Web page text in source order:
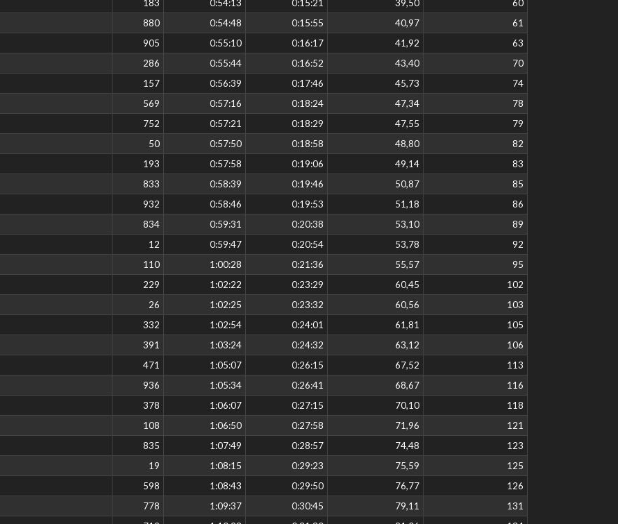
183 0:54:13 0:15:21 39,50
60
880 0:54:48 0:15:55 40,97
61
905 0:55:10 0:16:17 41,92
63
286 0:55:44 0:16:52 43,40
70
157 0:56:39 0:17:46 45,73
74
569 0:57:16 0:18:24 47,34
78
752 0:57:21 0:18:29 47,55
79
50 0:57:50 0:18:58 48,80
82
193 0:57:58 0:19:06 49,14
83
833 0:58:39 0:19:46 50,87
85
932 0:58:46 0:19:53 51,18
86
834 0:59:31 0:20:38 53,10
89
12 0:59:47 0:20:54 53,78
92
110 1:00:28 0:21:36 55,57
95
229 1:02:22 0:23:29 60,45
102
26 1:02:25 0:23:32 60,56
103
332 1:02:54 0:24:01 61,81
105
391 1:03:24 0:24:32 63,12
106
471 1:05:07 0:26:15 67,52
113
936 1:05:34 0:26:41 68,67
116
378 1:06:07 0:27:15 70,10
118
108 1:06:50 0:27:58 71,96
121
835 1:07:49 0:28:57 74,48
123
19 1:08:15 0:29:23 75,59
125
598 1:08:43 0:29:50 76,77
126
778 1:09:37 0:30:45 79,11
131